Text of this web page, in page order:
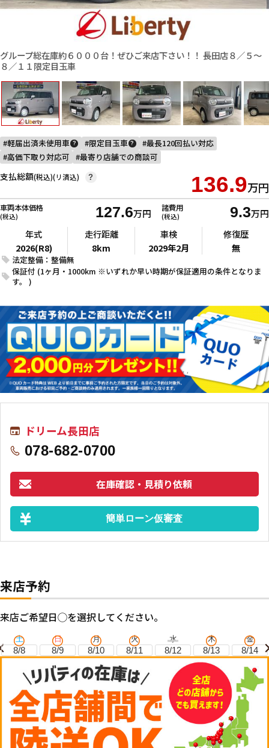
グループ総在庫約６０００台！ぜひご来店下さい！！ 長田店８／５〜
８／１１限定目玉車
軽届出済未使用車 ? 限定目玉車 ?
最長120回払い対応
高価下取り対応可
最寄り店舗での商談可
支払総額(税込)(リ済込) 136.9万円
?
車両本体価格
(税込) 127.6万円 諸費用
(税込) 9.3万円
法定整備：整備無
保証付 (1ヶ月・1000km ※いずれか早い時期が保証適用の条件となりま
す。 )
年式
2026(R8)
走行距離
8km
車検
2029年2月
修復歴
無
ドリーム長田店
078-682-0700
在庫確認・見積り依頼
簡単ローン仮審査
来店予約
来店ご希望日◯を選択してください。
土
8/8
日
8/9
月
8/10
火
8/11
水
8/12
木
8/13
金
8/14